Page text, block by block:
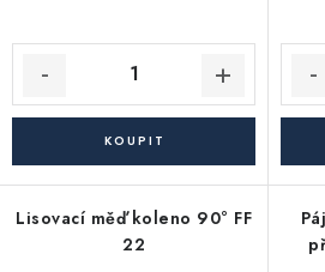
Lisovací měď koleno 90° FF
22